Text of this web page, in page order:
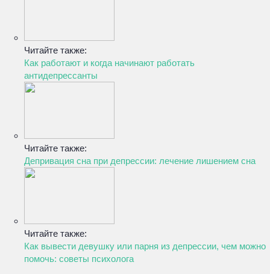
Читайте также:
Как работают и когда начинают работать
антидепрессанты
Читайте также:
Депривация сна при депрессии: лечение лишением сна
Читайте также:
Как вывести девушку или парня из депрессии, чем можно
помочь: советы психолога